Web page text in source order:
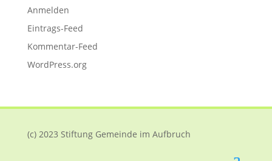
Anmelden
Eintrags-Feed
Kommentar-Feed
WordPress.org
(c) 2023 Stiftung Gemeinde im Aufbruch